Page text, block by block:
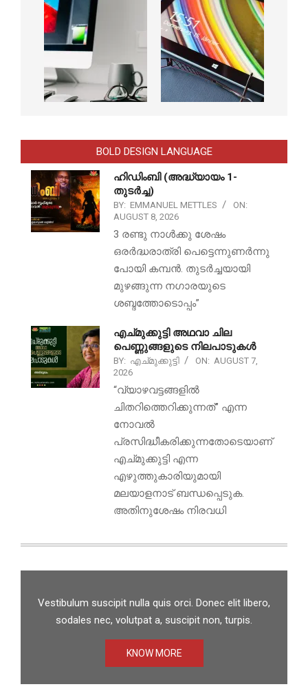
BOLD DESIGN LANGUAGE
ഹിഡിംബി (അദ്ധ്യായം 1-
തുടർച്ച)
BY: EMMANUEL METTLES
ON:
AUGUST 8, 2026
3 രണ്ടു നാൾക്കു ശേഷം
ഒരർദ്ധരാത്രി പെട്ടെന്നുണർന്നു
പോയി കമ്പൻ. തുടർച്ചയായി
മുഴങ്ങുന്ന നഗാരയുടെ
ശബ്ദത്തോടൊപ്പം”
എച്മുക്കുട്ടി അഥവാ ചില
പെണ്ണുങ്ങളുടെ നിലപാടുകൾ
BY: എച്മുക്കുട്ടി ON: AUGUST 7,
2026
“വ്യാഴവട്ടങ്ങളിൽ
ചിതറിത്തെറിക്കുന്നത്” എന്ന
നോവൽ
പ്രസിദ്ധീകരിക്കുന്നതോടെയാണ്
എച്മുക്കുട്ടി എന്ന
എഴുത്തുകാരിയുമായി
മലയാളനാട് ബന്ധപ്പെടുക.
അതിനുശേഷം നിരവധി
Vestibulum suscipit nulla quis orci. Donec elit libero,
sodales nec, volutpat a, suscipit non, turpis.
KNOW MORE